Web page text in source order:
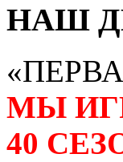
НАШ
МЫ
40